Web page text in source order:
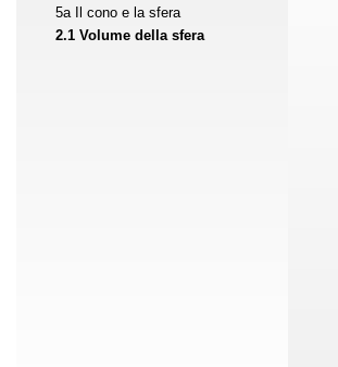
5a Il cono e la sfera
2.1 Volume della sfera